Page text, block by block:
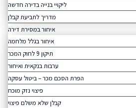
ליקויי בנייה בדירה חדשה
מדריך לתביעת קבלן
איחור במסירת דירה
איחור בגלל מלחמה
תיקון 9 לחוק המכר
ערבות בנקאית ואיחור
הפרת הסכם מכר – ביטול עסקה
פיצוי נזק מוכח
קבלן שלא משלם פיצוי